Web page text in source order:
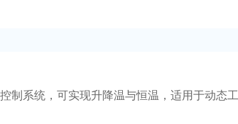
系统，可实现升降温与恒温，适用于动态工